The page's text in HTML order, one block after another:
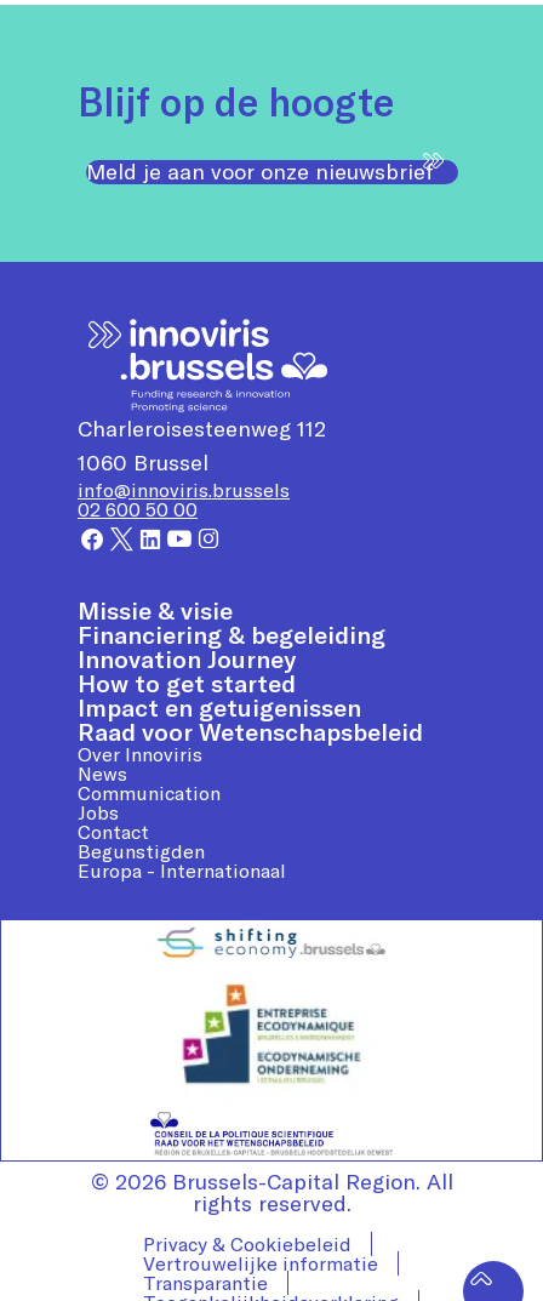
Blijf op de hoogte
Meld je aan voor onze nieuwsbrief
Charleroisesteenweg 112
1060 Brussel
info@innoviris.brussels
02 600 50 00
Missie & visie
Financiering & begeleiding
Innovation Journey
How to get started
Impact en getuigenissen
Raad voor Wetenschapsbeleid
Over Innoviris
News
Communication
Jobs
Contact
Begunstigden
Europa - Internationaal
© 2026 Brussels-Capital Region. All
rights reserved.
Privacy & Cookiebeleid
Vertrouwelijke informatie
Transparantie